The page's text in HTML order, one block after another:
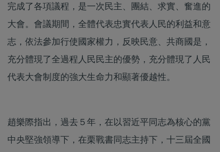
完成了各項議程，是一次民主、團結、求實、奮進的
大會。會議期間，全體代表忠實代表人民的利益和意
志，依法參加行使國家權力，反映民意、共商國是，
充分體現了全過程人民民主的優勢，充分體現了人民
代表大會制度的強大生命力和顯著優越性。
趙樂際指出，過去５年，在以習近平同志為核心的黨
中央堅強領導下，在栗戰書同志主持下，十三屆全國